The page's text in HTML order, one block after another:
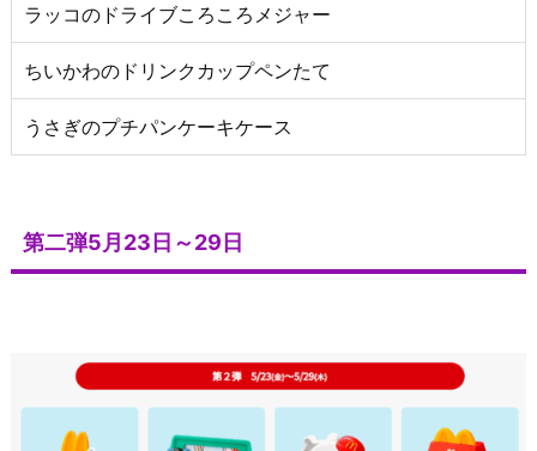
ラッコのドライブころころメジャー
ちいかわのドリンクカップペンたて
うさぎのプチパンケーキケース
第二弾5月23日～29日